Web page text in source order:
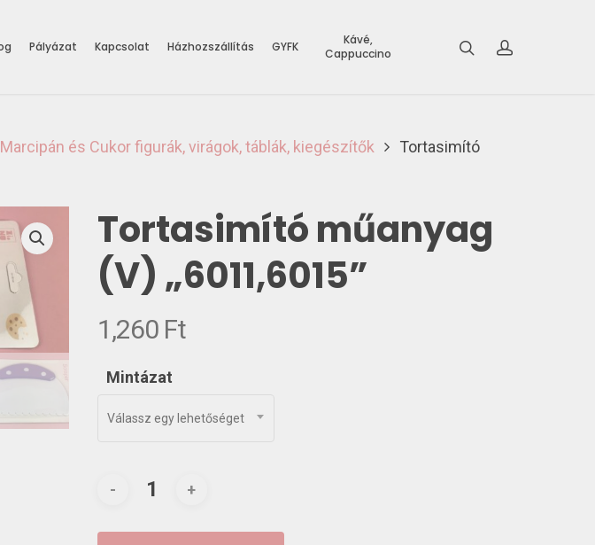
Pályázat Kapcsolat Házhozszállítás GYFK
Kávé,
Cappuccino
Marcipán és Cukor figurák, virágok, táblák, kiegészítők
Tortasimító
Tortasimító műanyag
(V) „6011,6015”
1,260 Ft
Mintázat
Válassz egy lehetőséget